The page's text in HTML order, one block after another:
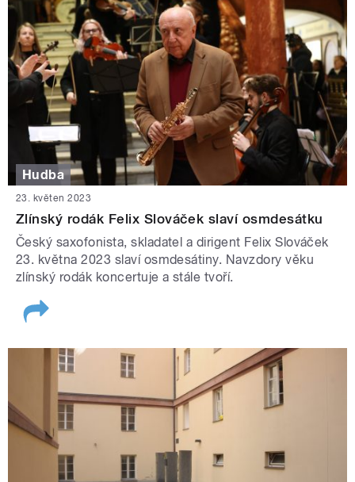
Hudba
23. květen 2023
Zlínský rodák Felix Slováček slaví osmdesátku
Český saxofonista, skladatel a dirigent Felix Slováček
23. května 2023 slaví osmdesátiny. Navzdory věku
zlínský rodák koncertuje a stále tvoří.